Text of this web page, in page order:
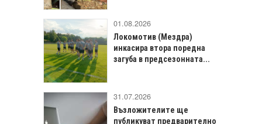
01.08.2026
Локомотив (Мездра)
инкасира втора поредна
загуба в предсезонната...
31.07.2026
Възложителите ще
публикуват предварително